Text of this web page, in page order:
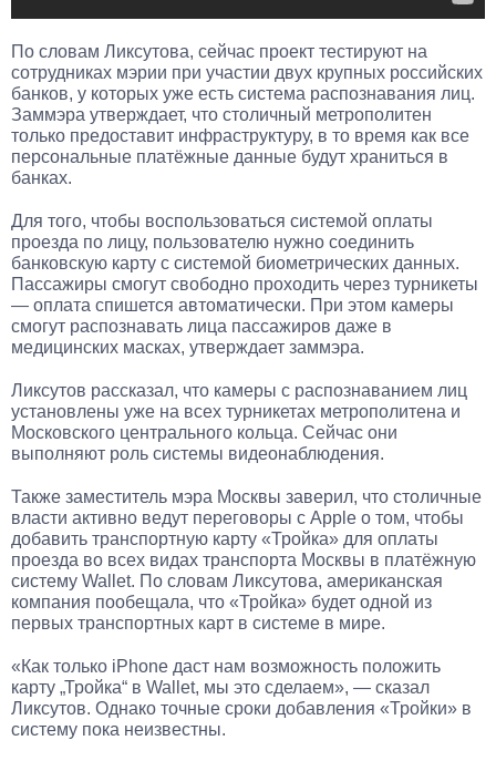
По словам Ликсутова, сейчас проект тестируют на
сотрудниках мэрии при участии двух крупных российских
банков, у которых уже есть система распознавания лиц.
Заммэра утверждает, что столичный метрополитен
только предоставит инфраструктуру, в то время как все
персональные платёжные данные будут храниться в
банках.
Для того, чтобы воспользоваться системой оплаты
проезда по лицу, пользователю нужно соединить
банковскую карту с системой биометрических данных.
Пассажиры смогут свободно проходить через турникеты
— оплата спишется автоматически. При этом камеры
смогут распознавать лица пассажиров даже в
медицинских масках, утверждает заммэра.
Ликсутов рассказал, что камеры с распознаванием лиц
установлены уже на всех турникетах метрополитена и
Московского центрального кольца. Сейчас они
выполняют роль системы видеонаблюдения.
Также заместитель мэра Москвы заверил, что столичные
власти активно ведут переговоры с Apple о том, чтобы
добавить транспортную карту «Тройка» для оплаты
проезда во всех видах транспорта Москвы в платёжную
систему Wallet. По словам Ликсутова, американская
компания пообещала, что «Тройка» будет одной из
первых транспортных карт в системе в мире.
«Как только iPhone даст нам возможность положить
карту „Тройка“ в Wallet, мы это сделаем», — сказал
Ликсутов. Однако точные сроки добавления «Тройки» в
систему пока неизвестны.